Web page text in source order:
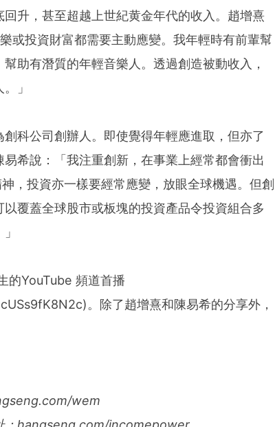
升，甚至超越上世紀黄金年代的收入。趙增熹
或投資財富都需要主動應變。我年輕時有前輩幫
助有潛質的年輕音樂人。透過創造被動收入，
」
科公司創辦人。即使覺得年輕應進取，但亦了
希說：「我注重創新，在事業上經常都會衝出
，投資亦一樣要經常應變，放眼全球機遇。但創
覆蓋全球股市或板塊的投資產品令投資組合多
的YouTube 頻道首播
。除了趙增熹和陳易希的分享外，
wem